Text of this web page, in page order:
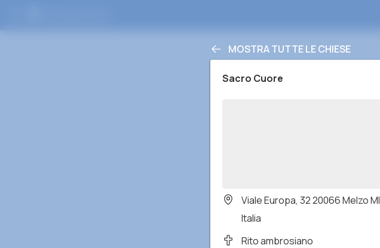
MOSTRA TUTTE LE CHIESE
Sacro Cuore
Viale Europa, 32 20066 Melzo MI
Italia
Rito ambrosiano